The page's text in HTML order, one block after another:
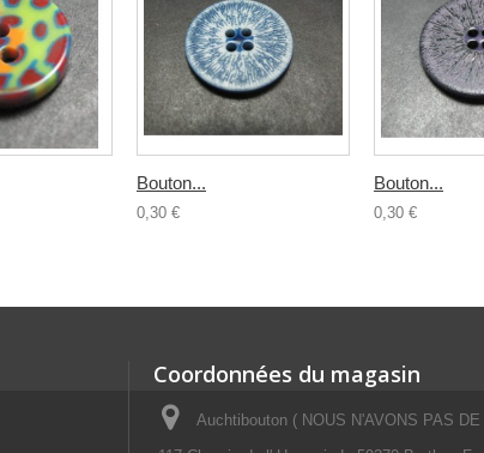
Bouton...
0,30 €
Bouton...
0,30 €
Coordonnées du magasin
Auchtibouton ( NOUS N'AVONS PAS